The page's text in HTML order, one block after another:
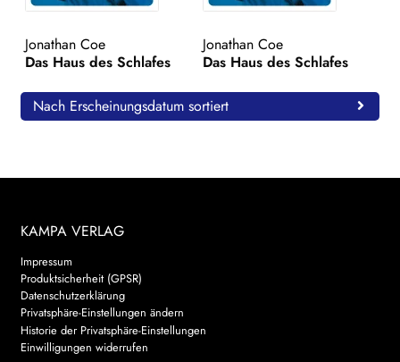
Search:
Jonathan Coe
Das Haus des Schlafes
Jonathan Coe
Das Haus des Schlafes
Nach Erscheinungsdatum sortiert
KAMPA VERLAG
Impressum
Produktsicherheit (GPSR)
Datenschutzerklärung
Privatsphäre-Einstellungen ändern
Historie der Privatsphäre-Einstellungen
Einwilligungen widerrufen